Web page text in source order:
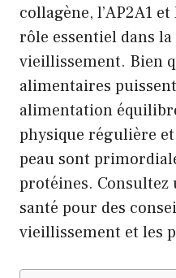
collagène, l’AP2A1
rôle essentiel dans
vieillissement. Bien
alimentaires
alimentation
physique régulière
peau sont
protéines. Consultez
santé pour des
vieillissement et les